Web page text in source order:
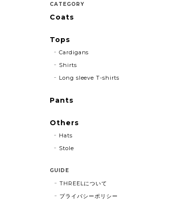
CATEGORY
Coats
Tops
Cardigans
Shirts
Long sleeve T-shirts
Pants
Others
Hats
Stole
GUIDE
THREELについて
プライバシーポリシー